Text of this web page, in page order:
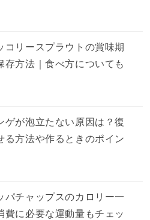
コリースプラウトの賞味期
存方法｜食べ方についても
ゲが泡立たない原因は？復
る方法や作るときのポイン
パチャップスのカロリー一
費に必要な運動量もチェッ